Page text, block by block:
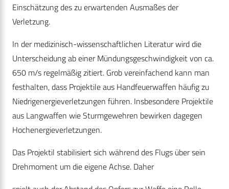
Einschätzung des zu erwartenden Ausmaßes der
Verletzung.
In der medizinisch-wissenschaftlichen Literatur wird die
Unterscheidung ab einer Mündungsgeschwindigkeit von ca.
650 m/s regelmäßig zitiert. Grob vereinfachend kann man
festhalten, dass Projektile aus Handfeuerwaffen häufig zu
Niedrigenergieverletzungen führen. Insbesondere Projektile
aus Langwaffen wie Sturmgewehren bewirken dagegen
Hochenergieverletzungen.
Das Projektil stabilisiert sich während des Flugs über sein
Drehmoment um die eigene Achse. Daher